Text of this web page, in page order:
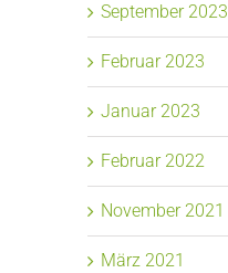
September 2023
Februar 2023
Januar 2023
Februar 2022
November 2021
März 2021